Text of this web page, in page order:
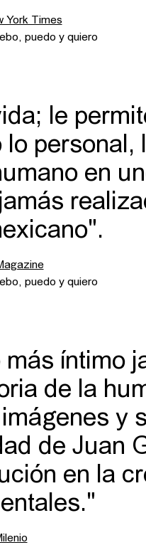
York Times
puedo y quiero
le
personal,
en
puedo y quiero
más íntimo
de la
y
de Juan
en la